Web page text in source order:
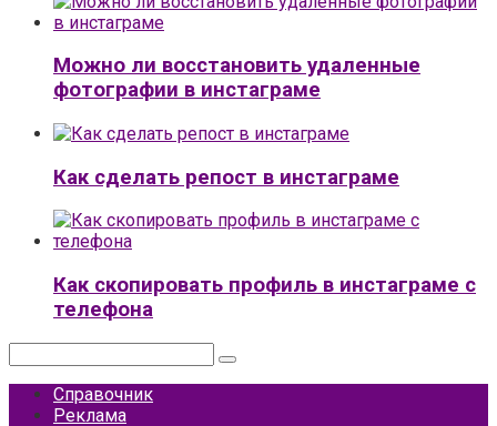
Можно ли восстановить удаленные
фотографии в инстаграме
Как сделать репост в инстаграме
Как скопировать профиль в инстаграме с
телефона
Справочник
Реклама